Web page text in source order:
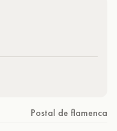
Postal de flamenca